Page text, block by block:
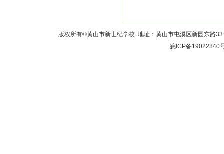
版权所有©黄山市新世纪学校 地址：黄山市屯溪区新园东路
皖ICP备19022840